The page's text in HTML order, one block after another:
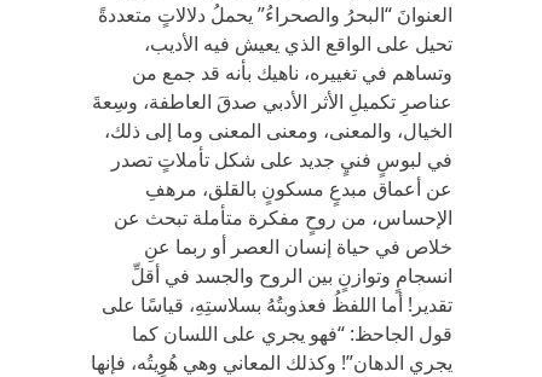
العنوانَ “البحرُ والصحراءُ” يحملُ دلالاتٍ متعددةً
تحيل على الواقع الذي يعيش فيه الأديب،
وتساهم في تغييره، ناهيك بأنه قد جمع من
عناصرِ تكميلِ الأثر الأدبي صدقَ العاطفة، وسِعةَ
الخيال، والمعنى، ومعنى المعنى وما إلى ذلك،
في لبوسٍ فنيٍ جديد على شكل تأملاتٍ تصدر
عن أعماق مبدعٍ مسكونٍ بالقلق، مرهفِ
الإحساس، من روحٍ مفكرة متأملة تبحث عن
خلاص في حياة إنسان العصر أو ربما عنِ
انسجامٍ وتوازنٍ بين الروح والجسد في أقلِّ
تقدير! أما اللفظُ فعذوبتُهُ بسلاستِهِ، قياسًا على
قول الجاحظ: “فهو يجري على اللسان كما
يجري الدهان”! وكذلك المعاني وهي هُوِيتُه، فإنها